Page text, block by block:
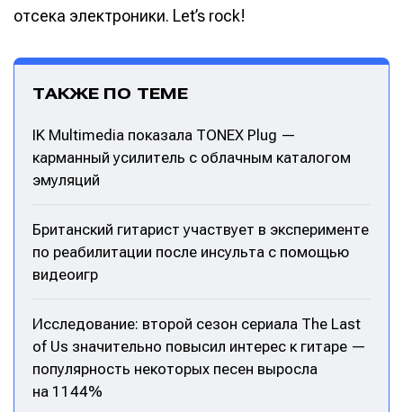
отсека электроники. Let’s rock!
ТАКЖЕ ПО ТЕМЕ
IK Multimedia показала TONEX Plug —
карманный усилитель с облачным каталогом
эмуляций
Британский гитарист участвует в эксперименте
по реабилитации после инсульта с помощью
видеоигр
Исследование: второй сезон сериала The Last
of Us значительно повысил интерес к гитаре —
популярность некоторых песен выросла
на 1144%